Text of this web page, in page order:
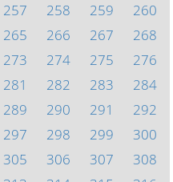
257 258 259
260
265 266 267
268
273 274 275
276
281 282 283
284
289 290 291
292
297 298 299
300
305 306 307
308